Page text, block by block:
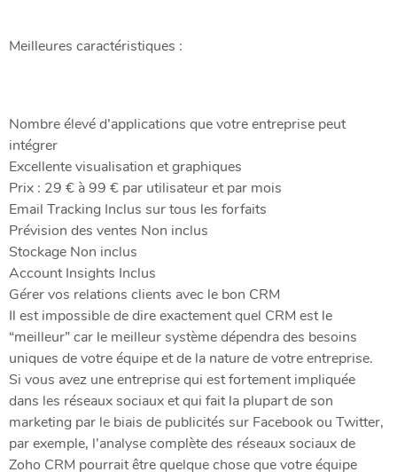
Meilleures caractéristiques :
Nombre élevé d’applications que votre entreprise peut
intégrer
Excellente visualisation et graphiques
Prix : 29 € à 99 € par utilisateur et par mois
Email Tracking Inclus sur tous les forfaits
Prévision des ventes Non inclus
Stockage Non inclus
Account Insights Inclus
Gérer vos relations clients avec le bon CRM
Il est impossible de dire exactement quel CRM est le
“meilleur” car le meilleur système dépendra des besoins
uniques de votre équipe et de la nature de votre entreprise.
Si vous avez une entreprise qui est fortement impliquée
dans les réseaux sociaux et qui fait la plupart de son
marketing par le biais de publicités sur Facebook ou Twitter,
par exemple, l’analyse complète des réseaux sociaux de
Zoho CRM pourrait être quelque chose que votre équipe